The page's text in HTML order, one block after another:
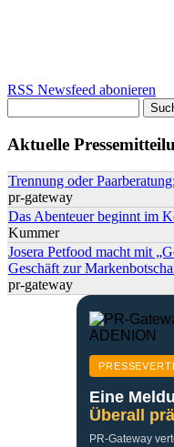
RSS Newsfeed abonieren
Aktuelle
Trennung oder
pr-gateway
Das Abenteuer beginnt im
Kummer
Josera Petfood macht mit
Geschäft zur
pr-gateway
Eine
Überall
PR-Gateway